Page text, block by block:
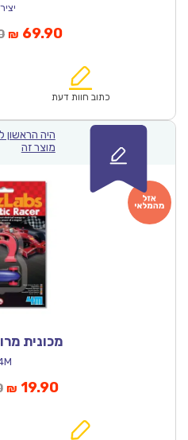
המחיר
₪100.00.
₪ 69.90המחיר
הוא:
כתוב חוות דעת
היה הראשון
מוצר זה
מכונית
המחיר
₪ 19.90המחיר
הוא: